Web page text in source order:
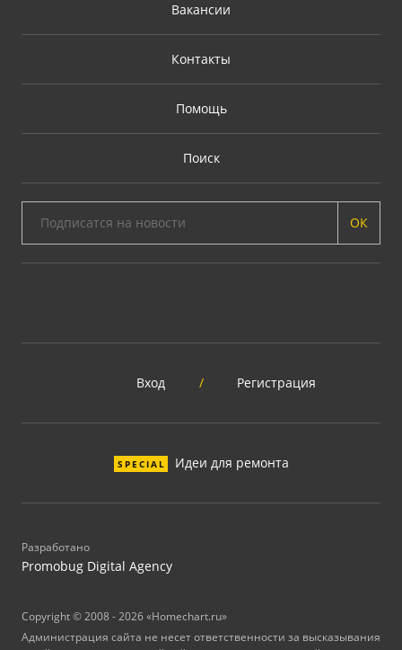
Вакансии
Контакты
Помощь
Поиск
ОК
Вход / Регистрация
SPECIAL Идеи для ремонта
Разработано
Promobug Digital Agency
Copyright © 2008 - 2026 «Homechart.ru»
Администрация сайта не несет ответственности за высказывания